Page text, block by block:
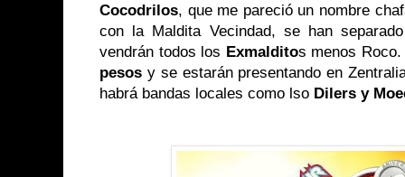
Cocodrilos, que me pareció un nombre
con la Maldita Vecindad, se han
vendrán todos los Exmalditos menos
pesos y se estarán presentando en
habrá bandas locales como lso Dilers y